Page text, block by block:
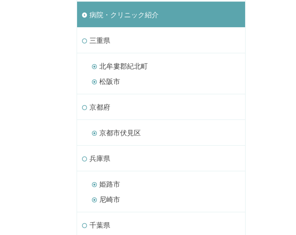
病院・クリニック紹介
三重県
北牟婁郡紀北町
松阪市
京都府
京都市伏見区
兵庫県
姫路市
尼崎市
千葉県